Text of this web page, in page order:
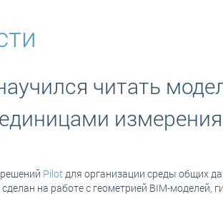
читать
измерения
Pilot для организации среды общих
на работе с геометрией BIM-